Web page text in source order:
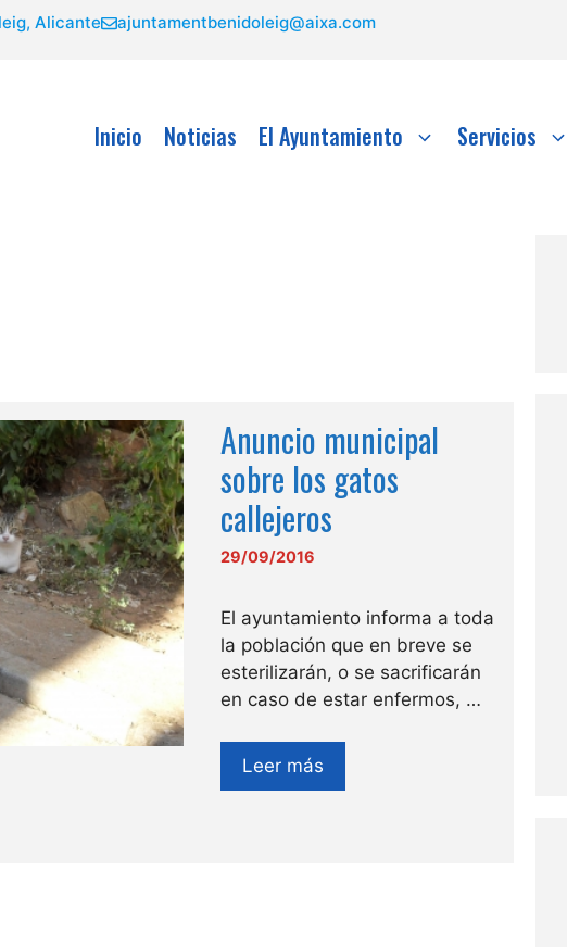
Alicante ajuntamentbenidoleig@aixa.com
Inicio Noticias El Ayuntamiento Servicios
Anuncio municipal
sobre los gatos
callejeros
29/09/2016
El ayuntamiento informa a toda
la población que en breve se
esterilizarán, o se sacrificarán
en caso de estar enfermos, …
Leer más